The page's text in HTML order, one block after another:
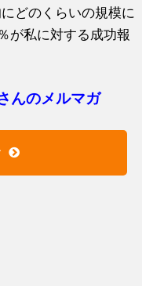
どのくらいの規模に
が私に対する成功報
んのメルマガ